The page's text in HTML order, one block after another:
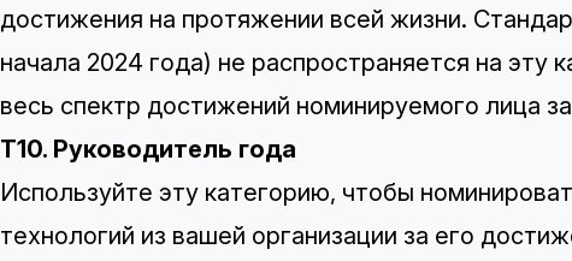
достижения на протяжении всей жизни.
начала 2024 года) не распространяется на эту
весь спектр достижений номинируемого лица
T10. Руководитель года
Используйте эту категорию, чтобы
технологий из вашей организации за его